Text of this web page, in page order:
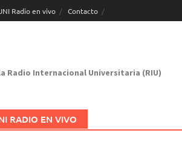
Radio en vivo Contacto
Radio Internacional Universitaria (RIU)
RADIO EN VIVO